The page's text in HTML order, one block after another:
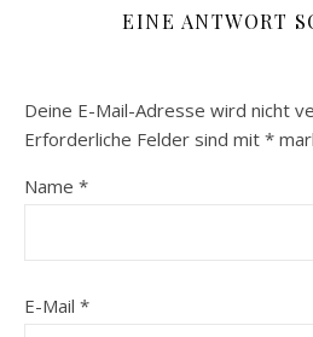
EINE ANTWORT
Deine E-Mail-Adresse wird nicht
Erforderliche Felder sind mit *
Name *
E-Mail *